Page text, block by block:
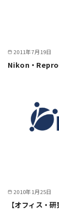
2011年7月19日
Nikon・
2010年1月25日
【オフィス・